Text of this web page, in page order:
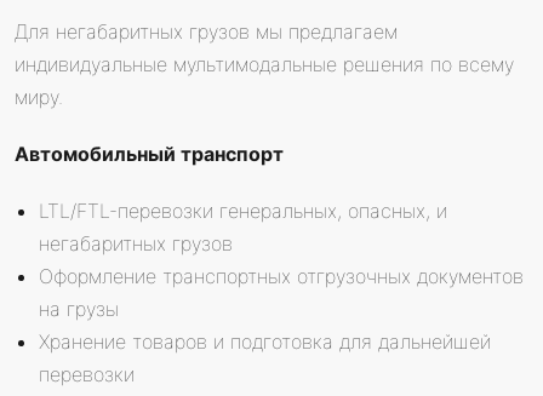
Для негабаритных грузов мы предлагаем
индивидуальные мультимодальные решения по всему
миру.
Автомобильный транспорт
LTL/FTL-перевозки генеральных, опасных, и
негабаритных грузов
Оформление транспортных отгрузочных документов
на грузы
Хранение товаров и подготовка для дальнейшей
перевозки